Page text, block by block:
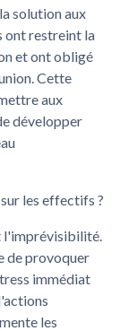
solution aux
ont restreint la
et ont obligé
Cette
aux
développer
les effectifs ?
l'imprévisibilité.
de provoquer
immédiat
les